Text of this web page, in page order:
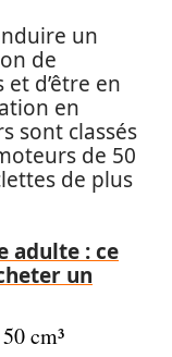
un
de
d’être en
en
sont classés
de 50
de plus
adulte : ce
un
cm³